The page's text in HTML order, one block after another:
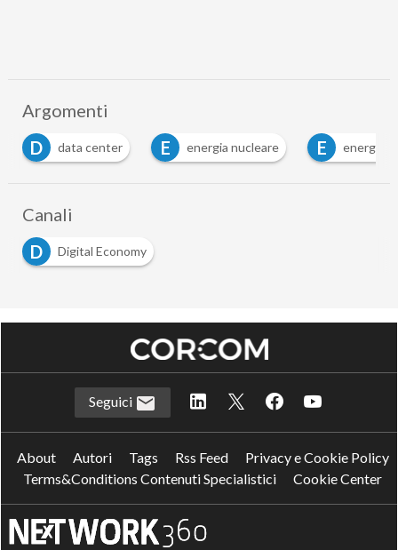
Argomenti
E
energia nucleare E energy management I
Canali
D
Digital Economy
Seguici
About Autori Tags Rss Feed
Privacy e Cookie Policy
Terms&Conditions Contenuti Specialistici
Cookie Center